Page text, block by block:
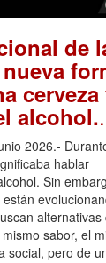
de
cerveza
alcohol..
2026.-
hablar
Sin
alternativas
sabor, el
social, pero de